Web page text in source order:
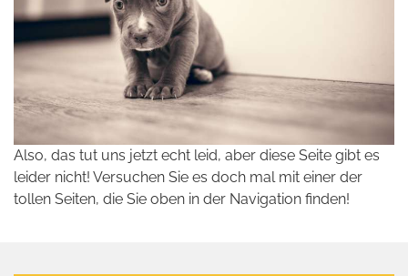
Also, das tut uns jetzt echt leid, aber diese Seite gibt es
leider nicht! Versuchen Sie es doch mal mit einer der
tollen Seiten, die Sie oben in der Navigation finden!